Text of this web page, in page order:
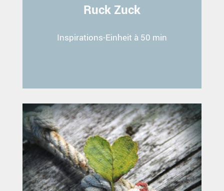
Ruck Zuck
Inspirations-Einheit à 50 min